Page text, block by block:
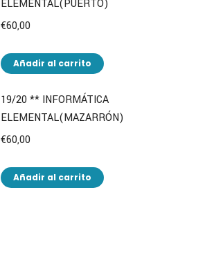
ELEMENTAL(PUERTO)
€60,00
Añadir al carrito
19/20 ** INFORMÁTICA
ELEMENTAL(MAZARRÓN)
€60,00
Añadir al carrito